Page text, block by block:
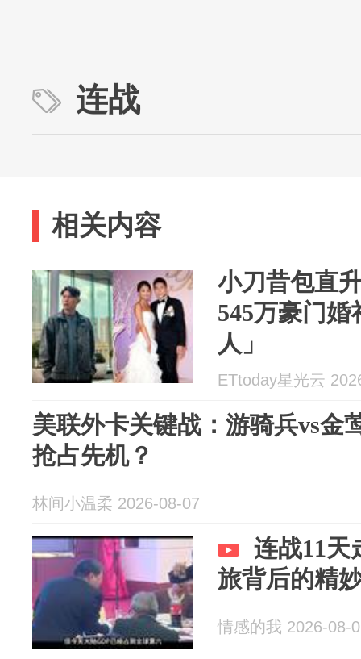
连战
相关内容
小刀昔包直
545万豪门
人」
ETtoday星光云
美联外卡关键战：游骑兵vs金
抢占先机？
林间小温柔 2026-08-07
连战11天
旅背后的精
情感的我 2026-08-